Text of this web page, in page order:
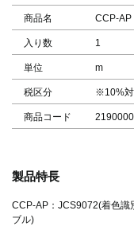
商品名 CCP-AP
入り数 1
単位 m
税区分 ※10%対
商品コード
製品特長
CCP-AP：JCS9072(着色識
ブル)